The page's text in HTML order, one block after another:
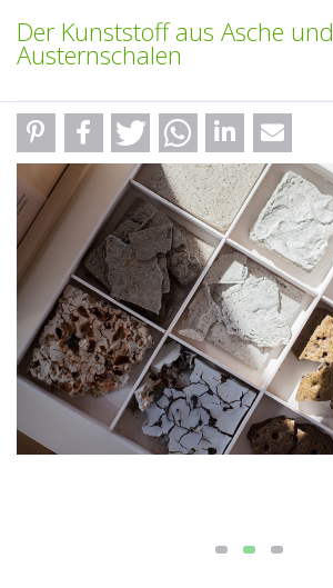
Der Kunststoff aus Asche und
Austernschalen